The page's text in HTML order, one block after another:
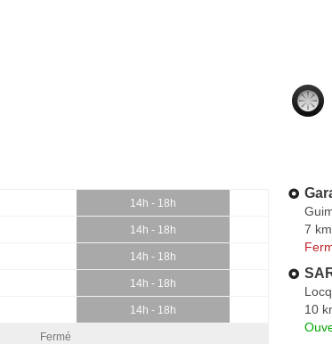
14h - 18h
14h - 18h
14h - 18h
14h - 18h
14h - 18h
Fermé
7 km
10